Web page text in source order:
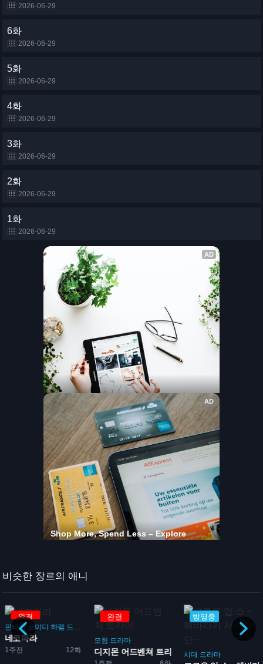
2026-06-29
6화
2026-06-29
5화
2026-06-29
4화
2026-06-29
3화
2026-06-29
2화
2026-06-29
1화
2026-06-29
비슷한 장르의 애니
완결
판타지 코미디 하렘 드라마 로맨스
1주전 12화
네코파라
완결
모험 드라마
디지몬 어드벤쳐 트라이
방영중
시대 드라마